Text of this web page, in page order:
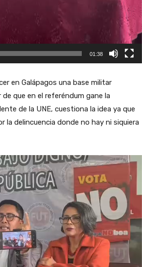
01:38
en Galápagos una base militar
que en el referéndum gane la
de la UNE, cuestiona la idea ya que
la delincuencia donde no hay ni siquiera